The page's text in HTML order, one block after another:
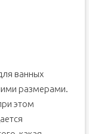
ванных
размерами.
этом